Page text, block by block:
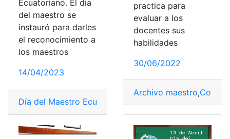
Ecuatoriano. El día
del maestro se
instauró para darles
el reconocimiento a
los maestros
14/04/2023
Día del Maestro Ecuatoriano
practica para
evaluar a los
docentes sus
habilidades
30/06/2022
Archivo maestro,